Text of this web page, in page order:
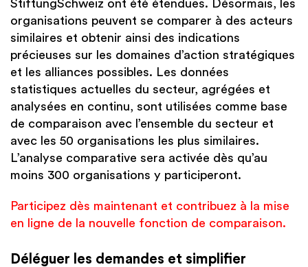
StiftungSchweiz ont été étendues. Désormais, les
organisations peuvent se comparer à des acteurs
similaires et obtenir ainsi des indications
précieuses sur les domaines d’action stratégiques
et les alliances possibles. Les données
statistiques actuelles du secteur, agrégées et
analysées en continu, sont utilisées comme base
de comparaison avec l’ensemble du secteur et
avec les 50 organisations les plus similaires.
L’analyse comparative sera activée dès qu’au
moins 300 organisations y participeront.
Participez dès maintenant et contribuez à la mise
en ligne de la nouvelle fonction de comparaison.
Déléguer les demandes et simplifier